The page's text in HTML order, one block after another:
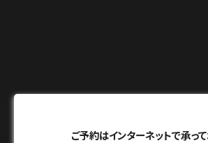
ご予約はインターネットで承っ